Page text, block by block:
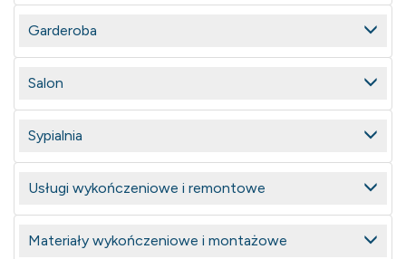
Garderoba
Salon
Sypialnia
Usługi wykończeniowe i remontowe
Materiały wykończeniowe i montażowe